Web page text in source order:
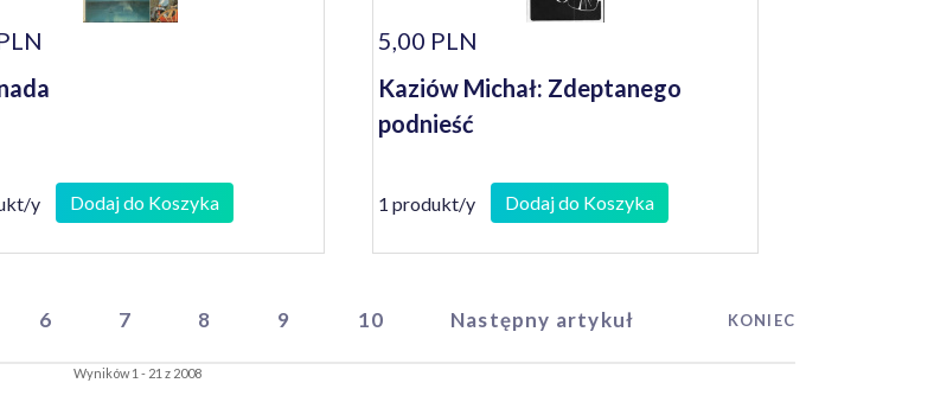
y Dodaj do Koszyka
5,00 PLN
Kaziów Michał: Zdeptanego
podnieść
1 produkt/y Dodaj do Koszyka
6 7 8 9 10 Następny artykuł KONIEC
Wyników 1 - 21 z 2008